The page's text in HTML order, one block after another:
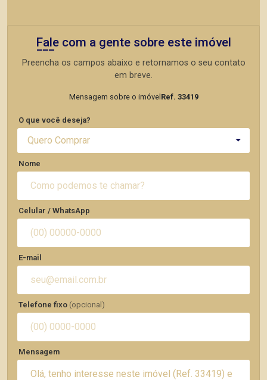
Fale com a gente sobre este imóvel
Preencha os campos abaixo e retornamos o seu contato
em breve.
Mensagem sobre o imóvel Ref. 33419
O que você deseja?
Quero Comprar
Nome
Celular / WhatsApp
E-mail
Telefone fixo (opcional)
Mensagem